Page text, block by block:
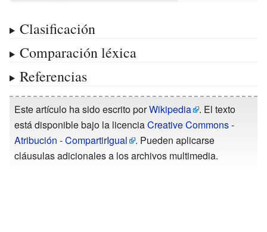
Clasificación
Comparación léxica
Referencias
Este artículo ha sido escrito porWikipedia
. El texto
está disponible bajo la licenciaCreative Commons -
Atribución - CompartirIgual
. Pueden aplicarse
cláusulas adicionales a los archivos multimedia.